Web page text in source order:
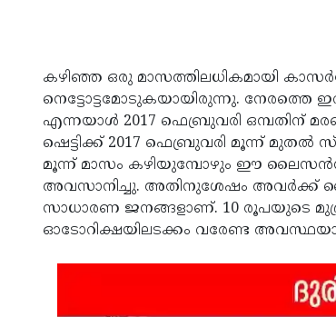
കഴിഞ്ഞ ഒരു മാസത്തിലധികമായി
നെട്ടോട്ടമോടുകയായിരുന്നു. നേരത്തെ
എന്നയാള്‍ 2017 ഫെബ്രുവരി ഒമ്പതിന്
ഷെട്ടിക്ക് 2017 ഫെബ്രുവരി മൂന്ന്
മൂന്ന് മാസം കഴിയുമ്പോഴും ഈ ലൈസന്‍സ്
അവസാനിച്ചു. അതിനുശേഷം അവര്‍ക്ക്
സാധാരണ ജനങ്ങളാണ്. 10 രൂപയുടെ
ഓടോറിക്ഷയിലടക്കം വരേണ്ട